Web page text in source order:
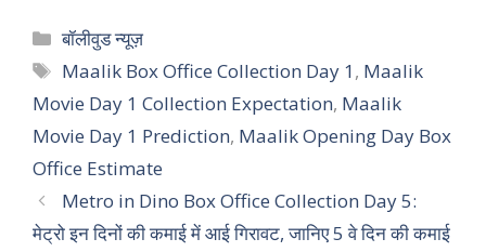
Categories
बॉलीवुड न्यूज़
Tags
Maalik Box Office Collection Day 1, Maalik
Movie Day 1 Collection Expectation, Maalik
Movie Day 1 Prediction, Maalik Opening Day Box
Office Estimate
Metro in Dino Box Office Collection Day 5:
मेट्रो इन दिनों की कमाई में आई गिरावट, जानिए 5 वे दिन की कमाई